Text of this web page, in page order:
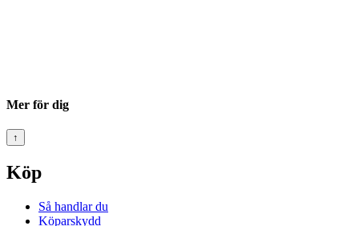
Mer för dig
↑
Köp
Så handlar du
Köparskydd